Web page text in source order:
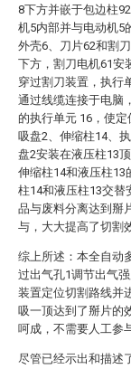
8下方并嵌于包边柱
机5内部并与电动机5
外壳6、刀片62和割
下方，割刀电机61安
穿过割刀装置，执行
通过线缆连接于电脑
的执行单元 16，使
吸盘2、伸缩柱14、
盘2安装在液压柱13
伸缩柱14和液压柱13
柱14和液压柱13交替
品与废料分离达到掰
与，大大提高了切割
综上所述：本全自动
过出气孔1调节出气
装置定位切割路线并
吸一顶达到了掰片的
呵成，不需要人工参
尽管已经示出和描述